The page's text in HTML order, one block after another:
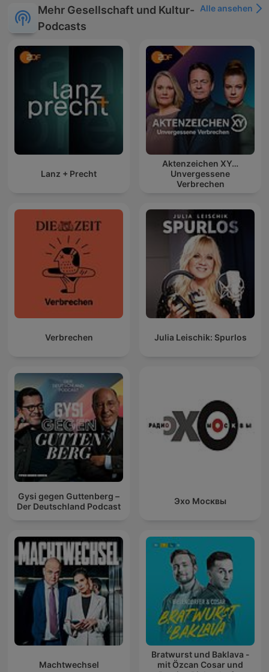
Mehr Gesellschaft und Kultur-
Podcasts
Alle ansehen
Lanz + Precht
Aktenzeichen XY…
Unvergessene
Verbrechen
Verbrechen Julia Leischik: Spurlos
Gysi gegen Guttenberg –
Der Deutschland Podcast
Эхо Москвы
Machtwechsel
Bratwurst und Baklava -
mit Özcan Cosar und